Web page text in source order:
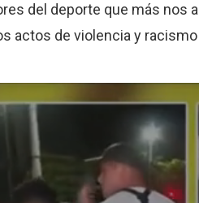
del deporte que más nos
actos de violencia y